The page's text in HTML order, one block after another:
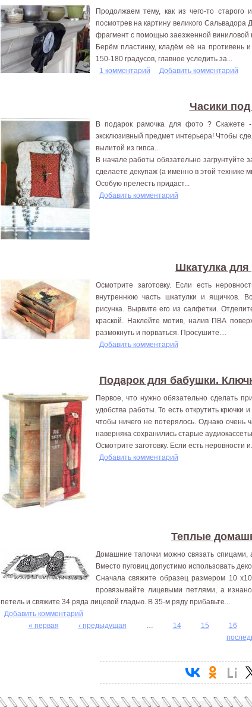
Продолжаем тему, как из чего-то старого
посмотрев на картину великого
фрагмент с помощью заезженной виниловой
Берём пластинку, кладём её на противень
150-180 градусов, главное уследить за...
1 комментарий
Добавить комментарий
Часики
В подарок рамочка для фото ? Скажете -
эксклюзивный предмет интерьера! Чтобы
вылитой из гипса...
В начале работы обязательно загрунтуйте
сделаете декупаж (а именно в этой технике
Особую прелесть придаст...
Добавить комментарий
Шкатулка
Осмотрите заготовку. Если есть
внутреннюю часть шкатулки и ящичков.
рисунка. Вырвите его из салфетки.
краской. Наклейте мотив, налив ПВА
размокнуть и порваться. Просушите....
Добавить комментарий
Подарок для бабушки.
Первое, что нужно обязательно сделать
удобства работы. То есть открутить
чтобы ничего не потерялось. Однако очень
наверняка сохранились старые
Осмотрите заготовку. Если есть неровности и...
Добавить комментарий
Теплые
Домашние тапочки можно связать спицами,
Вместо пуговиц допустимо использовать
Сначала свяжите образец размером 10
провязывайте лицевыми петлями, а
петель и свяжите 34 ряда лицевой гладью. В 35-м ряду прибавьте...
Добавить комментарий
« первая ‹ предыдущая 14 15 16